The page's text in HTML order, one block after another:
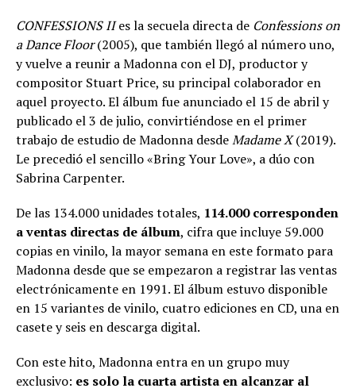
CONFESSIONS IIes la secuela directa de Confessions on
a Dance Floor(2005), que también llegó al número uno,
y vuelve a reunir a Madonna con el DJ, productor y
compositor Stuart Price, su principal colaborador en
aquel proyecto. El álbum fue anunciado el 15 de abril y
publicado el 3 de julio, convirtiéndose en el primer
trabajo de estudio de Madonna desdeMadame X(2019).
Le precedió el sencillo «Bring Your Love», a dúo con
Sabrina Carpenter.
De las 134.000 unidades totales, 114.000 corresponden
a ventas directas de álbum, cifra que incluye 59.000
copias en vinilo, la mayor semana en este formato para
Madonna desde que se empezaron a registrar las ventas
electrónicamente en 1991. El álbum estuvo disponible
en 15 variantes de vinilo, cuatro ediciones en CD, una en
casete y seis en descarga digital.
Con este hito, Madonna entra en un grupo muy
exclusivo: es solo la cuarta artista en alcanzar al